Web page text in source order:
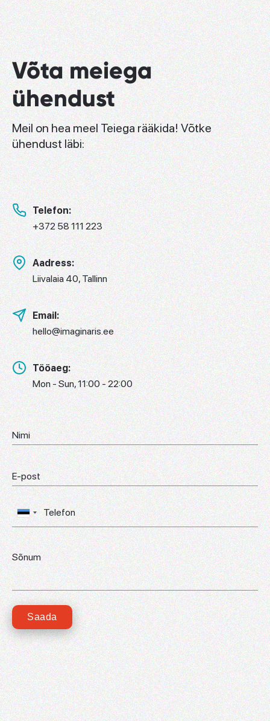
Võta meiega
ühendust
Meil on hea meel Teiega rääkida! Võtke
ühendust läbi:
Telefon:
+372 58 111 223
Aadress:
Liivalaia 40, Tallinn
Email:
hello@imaginaris.ee
Tööaeg:
Mon - Sun, 11:00 - 22:00
Saada